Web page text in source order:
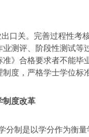
关。完善过程性考核
测评、阶段性测试等
准》合格要求者不能
度，严格学士学位标
制度改革
制是以学分作为衡量